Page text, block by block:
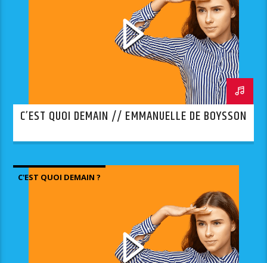
C’EST QUOI DEMAIN // EMMANUELLE DE BOYSSON
C'EST QUOI DEMAIN ?